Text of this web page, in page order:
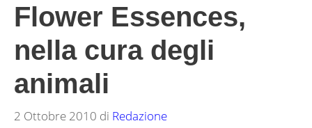
Flower Essences,
nella cura degli
animali
2 Ottobre 2010 di Redazione